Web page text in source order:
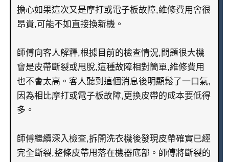
擔心如果這次又是摩打或電子板故障,維修費用會很
昂貴,可能不如直接換新機。
師傅向客人解釋,根據目前的檢查情況,問題很大機
會是皮帶斷裂或甩脫,這種故障相對簡單,維修費用
也不會太高。客人聽到這個消息後明顯鬆了一口氣,
因為相比摩打或電子板故障,更換皮帶的成本要低得
多。
師傅繼續深入檢查,拆開洗衣機後發現皮帶確實已經
完全斷裂,整條皮帶甩落在機器底部。師傅將斷裂的